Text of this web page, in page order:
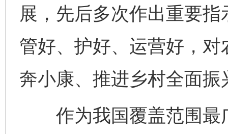
展，先后多次作出重要
管好、护好、运营好，
奔小康、推进乡村全面
作为我国覆盖范围最